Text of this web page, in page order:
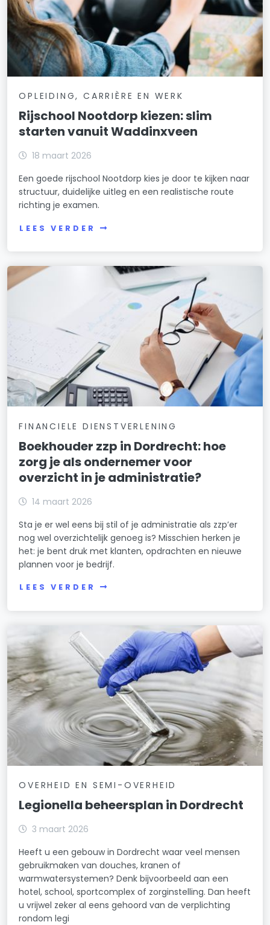
OPLEIDING, CARRIÈRE EN WERK
Rijschool Nootdorp kiezen: slim
starten vanuit Waddinxveen
18 maart 2026
Een goede rijschool Nootdorp kies je door te kijken naar
structuur, duidelijke uitleg en een realistische route
richting je examen.
LEES VERDER
FINANCIELE DIENSTVERLENING
Boekhouder zzp in Dordrecht: hoe
zorg je als ondernemer voor
overzicht in je administratie?
14 maart 2026
Sta je er wel eens bij stil of je administratie als zzp’er
nog wel overzichtelijk genoeg is? Misschien herken je
het: je bent druk met klanten, opdrachten en nieuwe
plannen voor je bedrijf.
LEES VERDER
OVERHEID EN SEMI-OVERHEID
Legionella beheersplan in Dordrecht
3 maart 2026
Heeft u een gebouw in Dordrecht waar veel mensen
gebruikmaken van douches, kranen of
warmwatersystemen? Denk bijvoorbeeld aan een
hotel, school, sportcomplex of zorginstelling. Dan heeft
u vrijwel zeker al eens gehoord van de verplichting
rondom legi